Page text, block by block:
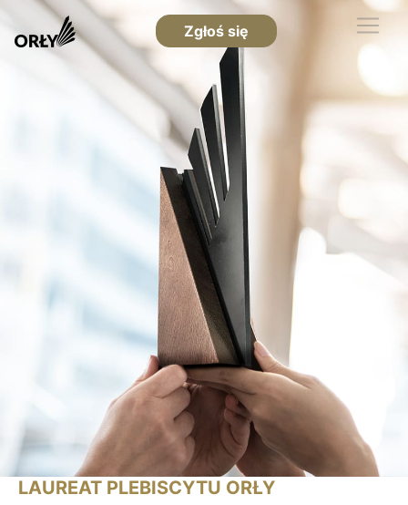
Zgłoś się
LAUREAT PLEBISCYTU ORŁY